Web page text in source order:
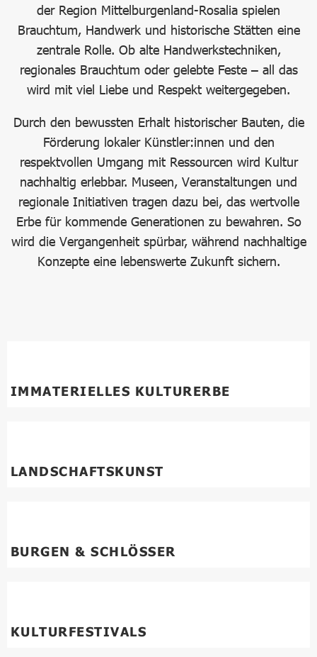
der Region Mittelburgenland-Rosalia spielen
Brauchtum, Handwerk und historische Stätten eine
zentrale Rolle. Ob alte Handwerkstechniken,
regionales Brauchtum oder gelebte Feste – all das
wird mit viel Liebe und Respekt weitergegeben.
Durch den bewussten Erhalt historischer Bauten, die
Förderung lokaler Künstler:innen und den
respektvollen Umgang mit Ressourcen wird Kultur
nachhaltig erlebbar. Museen, Veranstaltungen und
regionale Initiativen tragen dazu bei, das wertvolle
Erbe für kommende Generationen zu bewahren. So
wird die Vergangenheit spürbar, während nachhaltige
Konzepte eine lebenswerte Zukunft sichern.
IMMATERIELLES KULTURERBE
LANDSCHAFTSKUNST
BURGEN & SCHLÖSSER
KULTURFESTIVALS